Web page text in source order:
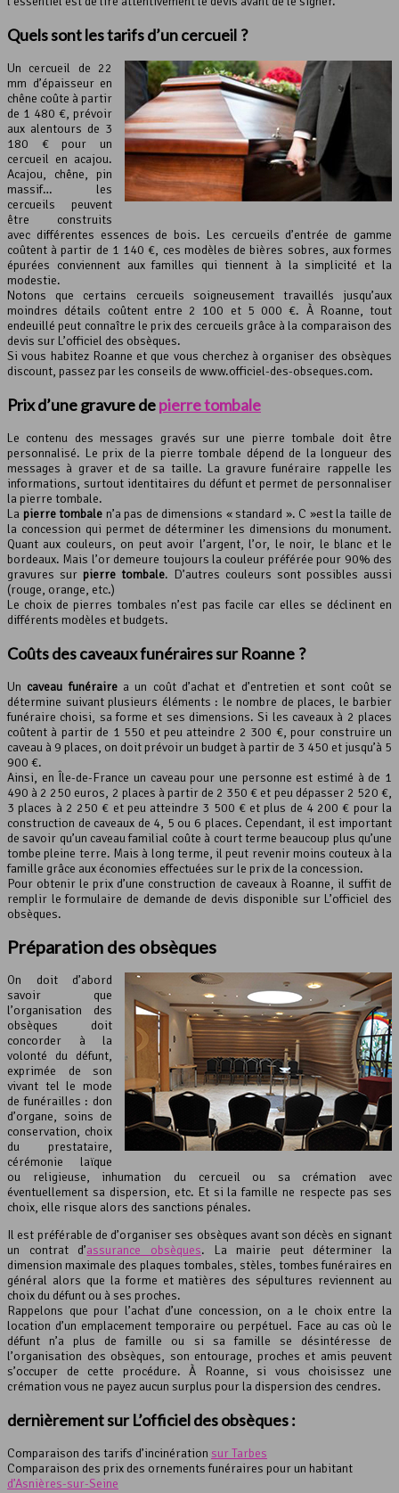
Quels sont les tarifs d’un cercueil ?
Un cercueil de 22
mm d’épaisseur en
chêne coûte à partir
de 1 480 €, prévoir
aux alentours de 3
180 € pour un
cercueil en acajou.
Acajou, chêne, pin
massif… les
cercueils peuvent
être construits
avec différentes essences de bois. Les cercueils d’entrée de gamme
coûtent à partir de 1 140 €, ces modèles de bières sobres, aux formes
épurées conviennent aux familles qui tiennent à la simplicité et la
modestie.
Notons que certains cercueils soigneusement travaillés jusqu’aux
moindres détails coûtent entre 2 100 et 5 000 €. À Roanne, tout
endeuillé peut connaître le prix des cercueils grâce à la comparaison des
devis sur L’officiel des obsèques.
Si vous habitez Roanne et que vous cherchez à organiser des obsèques
discount, passez par les conseils de www.officiel-des-obseques.com.
Prix d’une gravure depierre tombale
Le contenu des messages gravés sur une pierre tombale doit être
personnalisé. Le prix de la pierre tombale dépend de la longueur des
messages à graver et de sa taille. La gravure funéraire rappelle les
informations, surtout identitaires du défunt et permet de personnaliser
la pierre tombale.
La pierre tombale n’a pas de dimensions « standard ». C »est la taille de
la concession qui permet de déterminer les dimensions du monument.
Quant aux couleurs, on peut avoir l’argent, l’or, le noir, le blanc et le
bordeaux. Mais l’or demeure toujours la couleur préférée pour 90% des
gravures sur pierre tombale. D’autres couleurs sont possibles aussi
(rouge, orange, etc.)
Le choix de pierres tombales n’est pas facile car elles se déclinent en
différents modèles et budgets.
Coûts des caveaux funéraires sur Roanne ?
Un caveau funérairea un coût d’achat et d’entretien et sont coût se
détermine suivant plusieurs éléments : le nombre de places, le barbier
funéraire choisi, sa forme et ses dimensions. Si les caveaux à 2 places
coûtent à partir de 1 550 et peu atteindre 2 300 €, pour construire un
caveau à 9 places, on doit prévoir un budget à partir de 3 450 et jusqu’à 5
900 €.
Ainsi, en Île-de-France un caveau pour une personne est estimé à de 1
490 à 2 250 euros, 2 places à partir de 2 350 € et peu dépasser 2 520 €,
3 places à 2 250 € et peu atteindre 3 500 € et plus de 4 200 € pour la
construction de caveaux de 4, 5 ou 6 places. Cependant, il est important
de savoir qu’un caveau familial coûte à court terme beaucoup plus qu’une
tombe pleine terre. Mais à long terme, il peut revenir moins couteux à la
famille grâce aux économies effectuées sur le prix de la concession.
Pour obtenir le prix d’une construction de caveaux à Roanne, il suffit de
remplir le formulaire de demande de devis disponible sur L’officiel des
obsèques.
Préparation des obsèques
On doit d’abord
savoir que
l’organisation des
obsèques doit
concorder à la
volonté du défunt,
exprimée de son
vivant tel le mode
de funérailles : don
d’organe, soins de
conservation, choix
du prestataire,
cérémonie laïque
ou religieuse, inhumation du cercueil ou sa crémation avec
éventuellement sa dispersion, etc. Et si la famille ne respecte pas ses
choix, elle risque alors des sanctions pénales.
Il est préférable de d’organiser ses obsèques avant son décès en signant
un contrat d’assurance obsèques. La mairie peut déterminer la
dimension maximale des plaques tombales, stèles, tombes funéraires en
général alors que la forme et matières des sépultures reviennent au
choix du défunt ou à ses proches.
Rappelons que pour l’achat d’une concession, on a le choix entre la
location d’un emplacement temporaire ou perpétuel. Face au cas où le
défunt n’a plus de famille ou si sa famille se désintéresse de
l’organisation des obsèques, son entourage, proches et amis peuvent
s’occuper de cette procédure. À Roanne, si vous choisissez une
crémation vous ne payez aucun surplus pour la dispersion des cendres.
dernièrement sur L’officiel des obsèques :
Comparaison des tarifs d’incinération sur Tarbes
Comparaison des prix des ornements funéraires pour un habitant
d’Asnières-sur-Seine